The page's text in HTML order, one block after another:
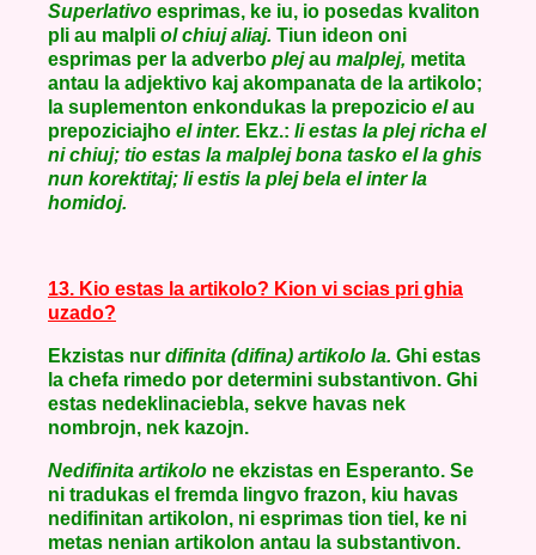
Superlativo esprimas, ke iu, io posedas kvaliton
pli au malpli ol chiuj aliaj. Tiun ideon oni
esprimas per la adverbo plejau malplej, metita
antau la adjektivo kaj akompanata de la artikolo;
la suplementon enkondukas la prepozicio elau
prepoziciajho el inter. Ekz.: li estas la plej richa el
ni chiuj; tio estas la malplej bona tasko el la ghis
nun korektitaj; li estis la plej bela el inter la
homidoj.
13. Kio estas la artikolo? Kion vi scias pri ghia
uzado?
Ekzistas nur difinita (difina) artikolo la. Ghi estas
la chefa rimedo por determini substantivon. Ghi
estas nedeklinaciebla, sekve havas nek
nombrojn, nek kazojn.
Nedifinita artikolo ne ekzistas en Esperanto. Se
ni tradukas el fremda lingvo frazon, kiu havas
nedifinitan artikolon, ni esprimas tion tiel, ke ni
metas nenian artikolon antau la substantivon.